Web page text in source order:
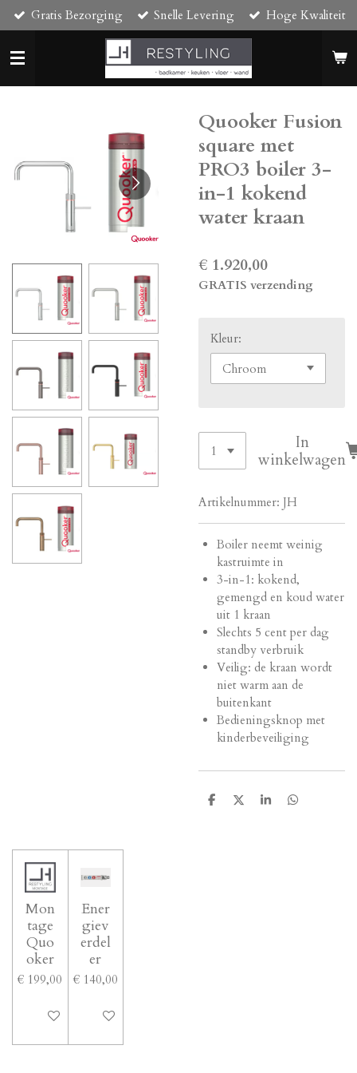
Ga
direct
naar
de
hoofdinhoud
Gratis Bezorging Snelle Levering Hoge Kwaliteit
Quooker Fusion
square met
PRO3 boiler 3-
in-1 kokend
water kraan
€ 1.920,00
GRATIS verzending
Kleur:
In
winkelwagen
Artikelnummer: JH
Boiler neemt weinig
kastruimte in
3-in-1: kokend,
gemengd en koud water
uit 1 kraan
Slechts 5 cent per dag
standby verbruik
Veilig: de kraan wordt
niet warm aan de
buitenkant
Bedieningsknop met
kinderbeveiliging
D
D
S
D
Mon
tage
Quo
oker
€ 199,00
In winkelwagen
Ener
giev
erdel
er
€ 140,00
In winkelwagen